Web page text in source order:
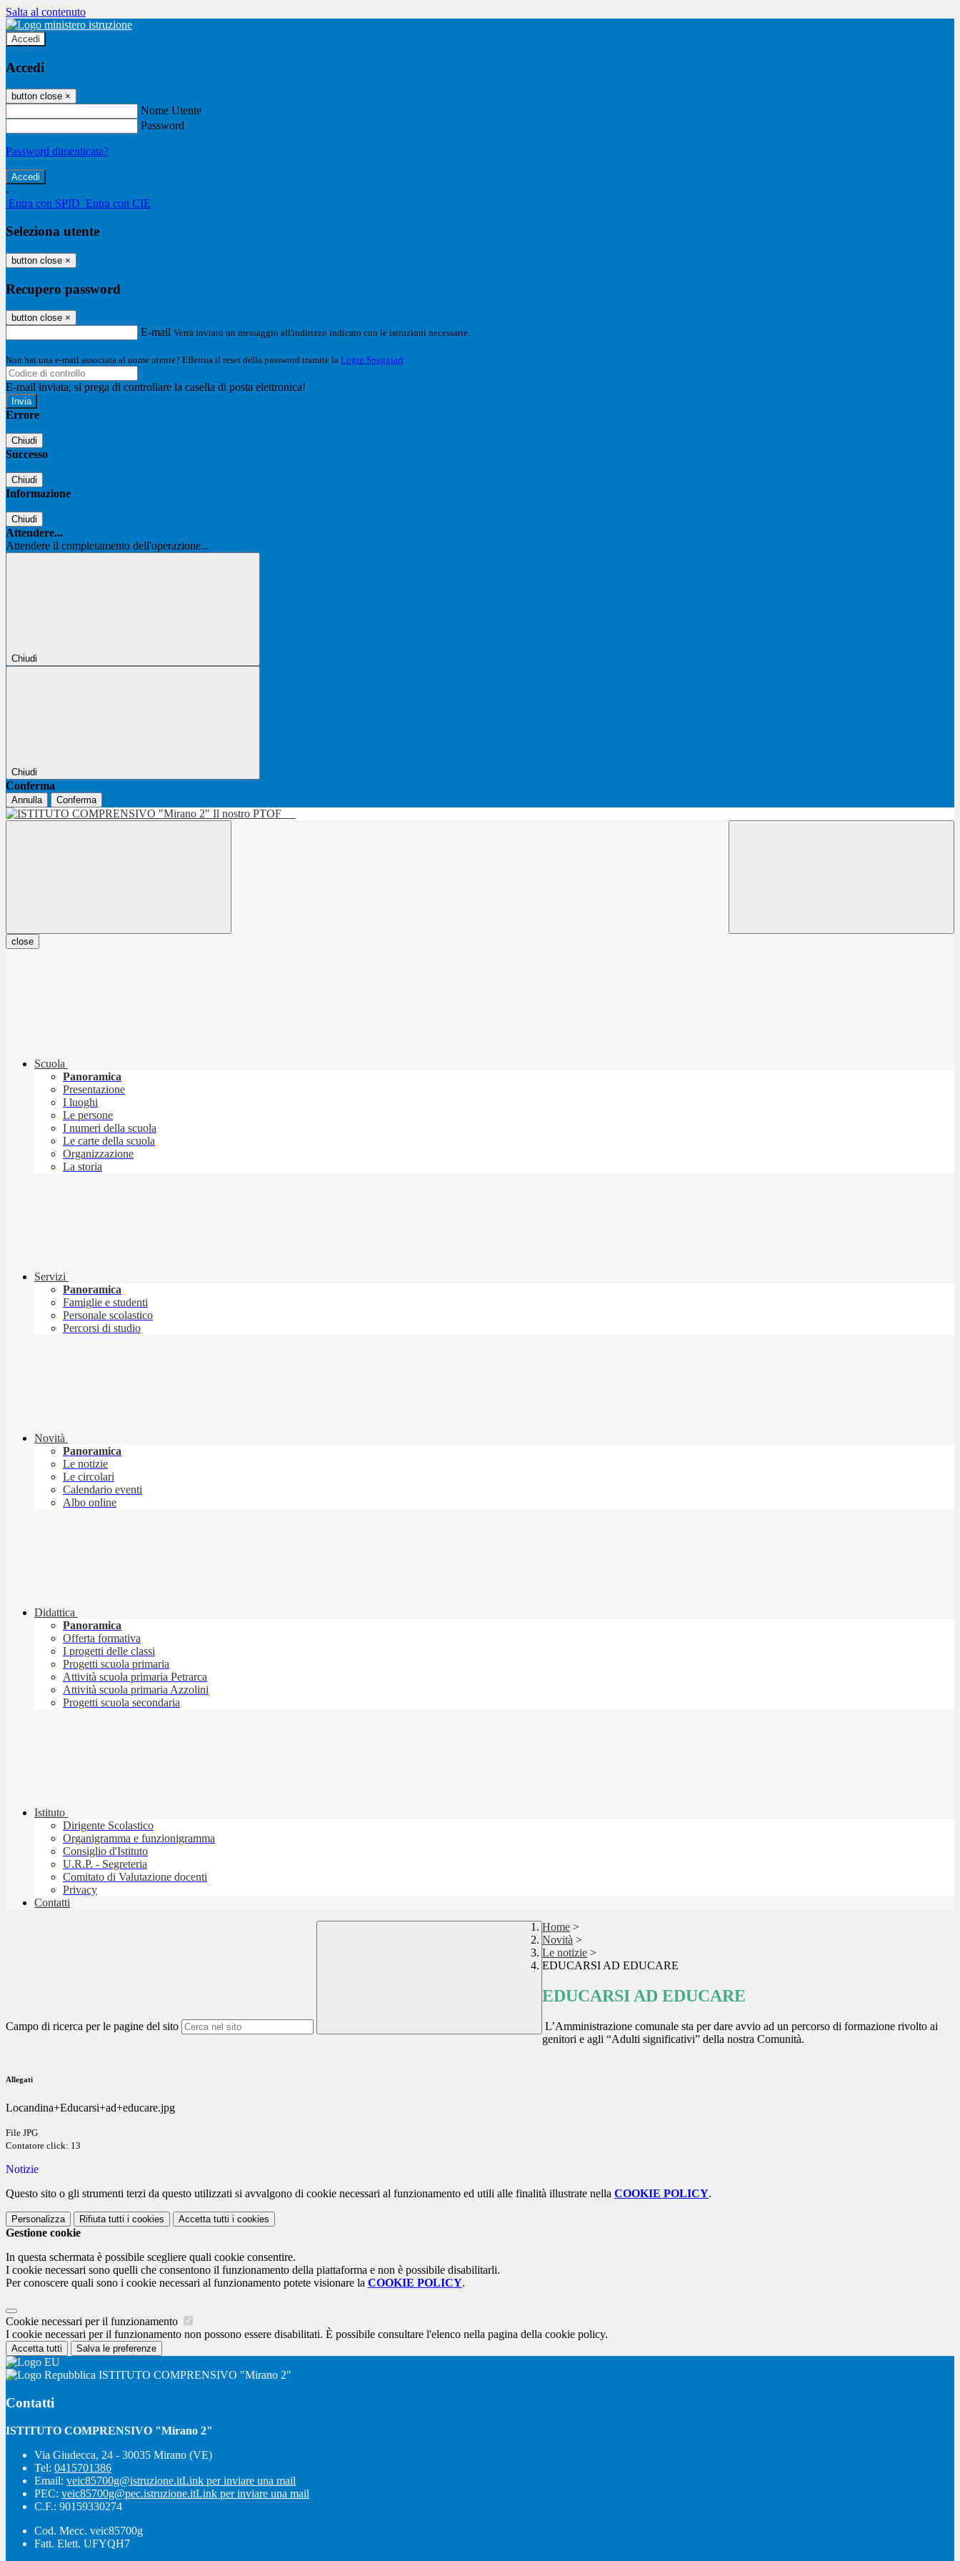
Salta al contenuto
Accedi
Accedi
button close ×
Nome Utente
Password
Password dimenticata?
-
Entra con SPID Entra con CIE
Seleziona utente
button close ×
Recupero password
button close ×
E-mail Verrà inviato un messaggio all'indirizzo indicato con le istruzioni necessarie.
Non hai una e-mail associata al nome utente? Effettua il reset della password tramite la Login Spaggiari
E-mail inviata, si prega di controllare la casella di posta elettronica!
Errore
Chiudi
Successo
Chiudi
Informazione
Chiudi
Attendere...
Attendere il completamento dell'operazione...
Chiudi
Chiudi
Conferma
Annulla Conferma
Il nostro PTOF
close
Scuola
Panoramica
Presentazione
I luoghi
Le persone
I numeri della scuola
Le carte della scuola
Organizzazione
La storia
Servizi
Panoramica
Famiglie e studenti
Personale scolastico
Percorsi di studio
Novità
Panoramica
Le notizie
Le circolari
Calendario eventi
Albo online
Didattica
Panoramica
Offerta formativa
I progetti delle classi
Progetti scuola primaria
Attività scuola primaria Petrarca
Attività scuola primaria Azzolini
Progetti scuola secondaria
Istituto
Dirigente Scolastico
Organigramma e funzionigramma
Consiglio d'Istituto
U.R.P. - Segreteria
Comitato di Valutazione docenti
Privacy
Contatti
Campo di ricerca per le pagine del sito
Home >
Novità >
Le notizie >
EDUCARSI AD EDUCARE
EDUCARSI AD EDUCARE
L’Amministrazione comunale sta per dare avvio ad un percorso di formazione rivolto ai
genitori e agli “Adulti significativi” della nostra Comunità.
Allegati
Locandina+Educarsi+ad+educare.jpg
File JPG
Contatore click: 13
Notizie
Questo sito o gli strumenti terzi da questo utilizzati si avvalgono di cookie necessari al funzionamento ed utili alle finalità illustrate nella COOKIE POLICY.
Personalizza Rifiuta tutti i cookies Accetta tutti i cookies
Gestione cookie
In questa schermata è possibile scegliere quali cookie consentire.
I cookie necessari sono quelli che consentono il funzionamento della piattaforma e non è possibile disabilitarli.
Per conoscere quali sono i cookie necessari al funzionamento potete visionare la COOKIE POLICY.
Cookie necessari per il funzionamento
I cookie necessari per il funzionamento non possono essere disabilitati. È possibile consultare l'elenco nella pagina della cookie policy.
Accetta tutti Salva le preferenze
ISTITUTO COMPRENSIVO "Mirano 2"
Contatti
ISTITUTO COMPRENSIVO "Mirano 2"
Via Giudecca, 24 - 30035 Mirano (VE)
Tel: 0415701386
Email: veic85700g@istruzione.itLink per inviare una mail
PEC: veic85700g@pec.istruzione.itLink per inviare una mail
C.F.: 90159330274
Cod. Mecc. veic85700g
Fatt. Elett. UFYQH7